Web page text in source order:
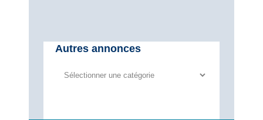
Autres annonces
Autres